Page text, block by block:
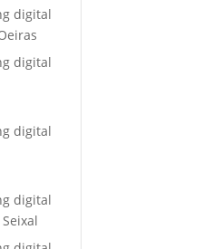
digital
digital
digital
digital